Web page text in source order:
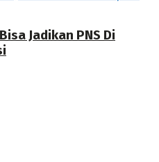
Jadikan PNS Di